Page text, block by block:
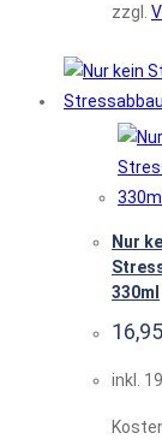
zzgl.
Nur
330ml
16,95
inkl.